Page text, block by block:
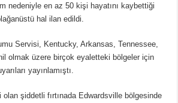
nedeniyle en az 50 kişi hayatını kaybettiği
hal ilan edildi.
Servisi, Kentucky, Arkansas, Tennessee,
olmak üzere birçok eyaletteki bölgeler için
yayınlamıştı.
olan şiddetli fırtınada Edwardsville bölgesinde